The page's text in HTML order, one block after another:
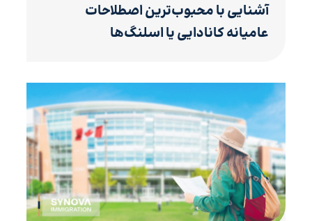
آشنایی با محبوب‌ترین اصطلاحات
عامیانه کانادایی یا اسلنگ‌ها